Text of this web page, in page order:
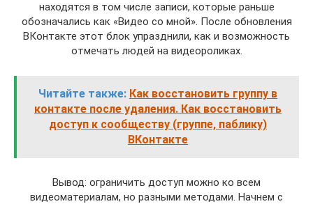
находятся в том числе записи, которые раньше
обозначались как «Видео со мной». После обновления
ВКонтакте этот блок упразднили, как и возможность
отмечать людей на видеороликах.
Читайте также: Как восстановить группу в
контакте после удаления. Как восстановить
доступ к сообществу (группе, паблику)
ВКонтакте
Вывод: ограничить доступ можно ко всем
видеоматериалам, но разными методами. Начнем с